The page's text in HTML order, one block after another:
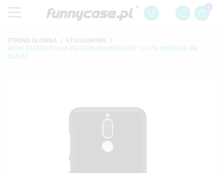
0
STRONA GŁÓWNA
ETUI GUMOWE
NEON SILVER ETUI NA TELEFON HUAWEI MATE 10 LITE MIENIĄCE SIĘ
ZLZ145